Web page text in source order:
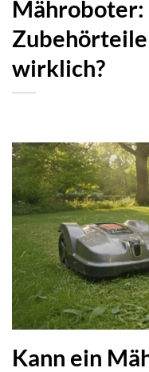
Mähroboter:
wirklich?
Kann ein